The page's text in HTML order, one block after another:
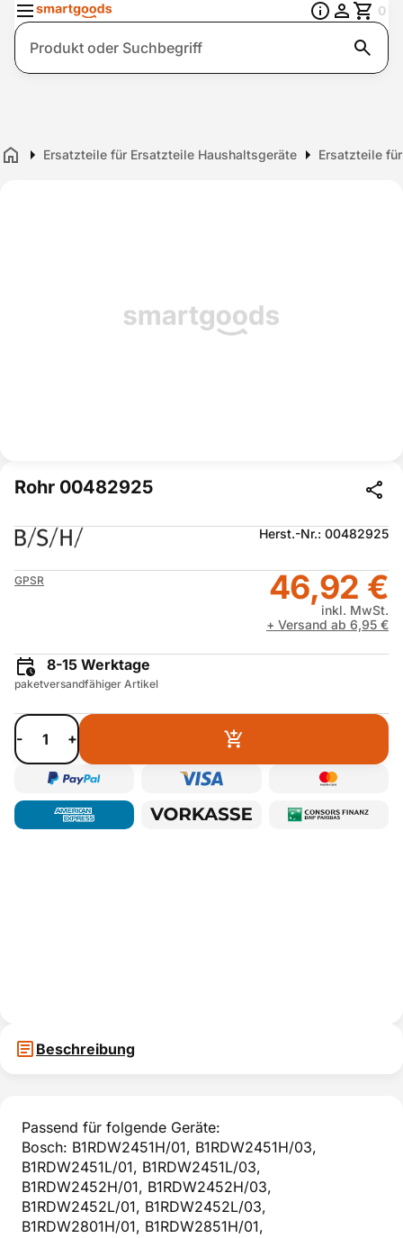
Suche
0
Home Ersatzteile für Ersatzteile Haushaltsgeräte Ersatzteile
Rohr 00482925
Herst.-Nr.: 00482925
GPSR 46,92 €
inkl. MwSt.
+ Versand ab 6,95 €
8-15 Werktage
paketversandfähiger Artikel
- +
Beschreibung
Passend für folgende Geräte:
Bosch: B1RDW2451H/01, B1RDW2451H/03,
B1RDW2451L/01, B1RDW2451L/03,
B1RDW2452H/01, B1RDW2452H/03,
B1RDW2452L/01, B1RDW2452L/03,
B1RDW2801H/01, B1RDW2851H/01,